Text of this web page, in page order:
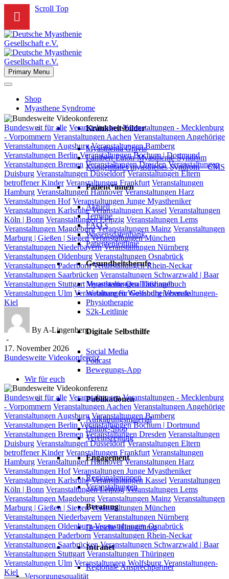
Scroll Top
Primary Menu
Shop
Myasthene Syndrome
Krankheitsbilder
Myasthenia Gravis
Lambert-Eaton-Myasthenie-Syndrom
Kongenitales myasthenes Syndrom – CMS
Patient*innen
Aktuell
Termine
FAQ´s
Wissensdatenbank
Patientenleitlinie
Gesundheitsberufe
Myasthenie-Qualitätshandbuch
Webinare für Gesundheitsberufe
Physiotherapie
S2k-Leitlinie
Digitale Selbsthilfe
Social Media
Podcast
Bewegungs-App
Wir für euch
Publikationen
Aufklärungsmaterial
Online-Shop
Vereinszeitung
Engagement
Regionalgruppen
Veranstaltungen
Beratung
Deutsche Hirnstiftung
Intranet
Regionale Ansprechpartner
Versorgungsqualität
Bundesweite
Videokonferenz
Bundesweit für alle Veranstaltungen Veranstaltungen - Mecklenburg
- Vorpommern Veranstaltungen Aachen Veranstaltungen Angehörige
Veranstaltungen Augsburg Veranstaltungen Bamberg
Veranstaltungen Berlin Veranstaltungen Bochum | Dortmund
Veranstaltungen Bremen Veranstaltungen Dresden Veranstaltungen
Duisburg Veranstaltungen Düsseldorf Veranstaltungen Eltern
betroffener Kinder Veranstaltungen Frankfurt Veranstaltungen
Hamburg Veranstaltungen Hannover Veranstaltungen Harz
Veranstaltungen Hof Veranstaltungen Junge Myastheniker
Veranstaltungen Karlsruhe Veranstaltungen Kassel Veranstaltungen
Köln | Bonn Veranstaltungen Leipzig Veranstaltungen Lems
Veranstaltungen Magdeburg Veranstaltungen Mainz Veranstaltungen
Marburg | Gießen | Siegen Veranstaltungen München
Veranstaltungen Niederbayern Veranstaltungen Nürnberg
Veranstaltungen Oldenburg Veranstaltungen Osnabrück
Veranstaltungen Paderborn Veranstaltungen Rhein-Neckar
Veranstaltungen Saarbrücken Veranstaltungen Schwarzwald | Baar
Veranstaltungen Stuttgart Veranstaltungen Thüringen
Veranstaltungen Ulm Veranstaltungen Wolfsburg Veranstaltungen-
Kiel
By A-Lingenberg
-
17. November 2026
Bundesweite Videokonferenz
Bundesweite
Videokonferenz
Bundesweit für alle Veranstaltungen Veranstaltungen - Mecklenburg
- Vorpommern Veranstaltungen Aachen Veranstaltungen Angehörige
Veranstaltungen Augsburg Veranstaltungen Bamberg
Veranstaltungen Berlin Veranstaltungen Bochum | Dortmund
Veranstaltungen Bremen Veranstaltungen Dresden Veranstaltungen
Duisburg Veranstaltungen Düsseldorf Veranstaltungen Eltern
betroffener Kinder Veranstaltungen Frankfurt Veranstaltungen
Hamburg Veranstaltungen Hannover Veranstaltungen Harz
Veranstaltungen Hof Veranstaltungen Junge Myastheniker
Veranstaltungen Karlsruhe Veranstaltungen Kassel Veranstaltungen
Köln | Bonn Veranstaltungen Leipzig Veranstaltungen Lems
Veranstaltungen Magdeburg Veranstaltungen Mainz Veranstaltungen
Marburg | Gießen | Siegen Veranstaltungen München
Veranstaltungen Niederbayern Veranstaltungen Nürnberg
Veranstaltungen Oldenburg Veranstaltungen Osnabrück
Veranstaltungen Paderborn Veranstaltungen Rhein-Neckar
Veranstaltungen Saarbrücken Veranstaltungen Schwarzwald | Baar
Veranstaltungen Stuttgart Veranstaltungen Thüringen
Veranstaltungen Ulm Veranstaltungen Wolfsburg Veranstaltungen-
Kiel